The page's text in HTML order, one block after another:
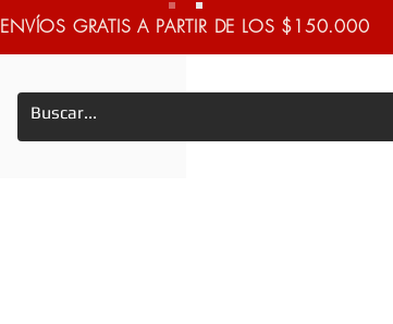
ENVÍOS GRATIS A PARTIR DE LOS $150.000